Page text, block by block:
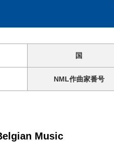
国
NML作曲家番号
Music